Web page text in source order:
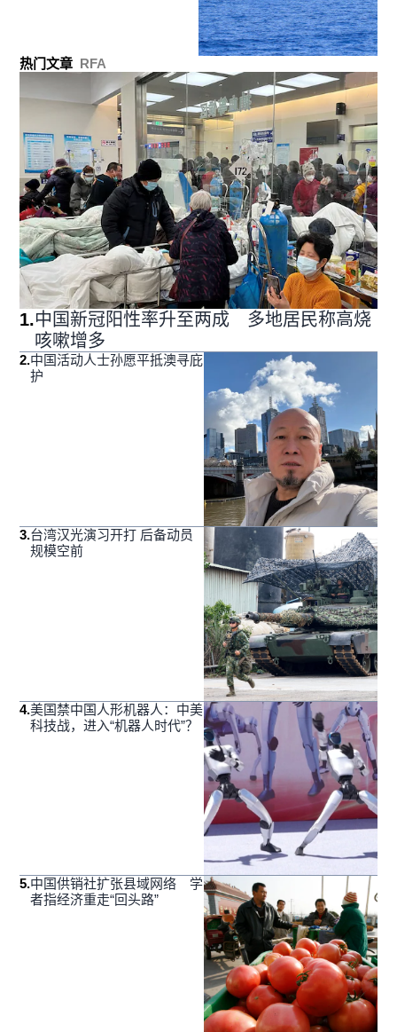
热门文章 RFA
1.中国新冠阳性率升至两成 多地居民称高烧
咳嗽增多
2.中国活动人士孙愿平抵澳寻庇
护
3.台湾汉光演习开打 后备动员
规模空前
4.美国禁中国人形机器人：中美
科技战，进入“机器人时代”？
5.中国供销社扩张县域网络 学
者指经济重走“回头路”